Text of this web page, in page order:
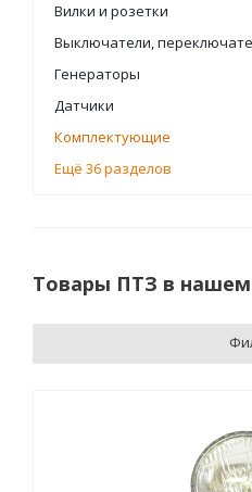
Вилки и розетки
Выключатели,
Генераторы
Датчики
Комплектующие
Ещё 36 разделов
Товары ПТЗ в нашем